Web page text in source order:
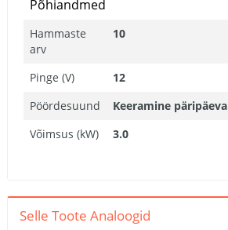
Põhiandmed
Hammaste
arv
10
Pinge (V)
12
Pöördesuund
Keeramine päripäeva
Võimsus (kW)
3.0
Selle Toote Analoogid